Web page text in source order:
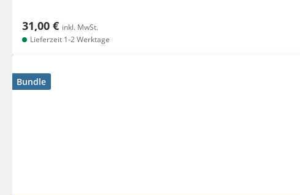
31,00 € inkl. MwSt.
Lieferzeit 1-2 Werktage
Bundle